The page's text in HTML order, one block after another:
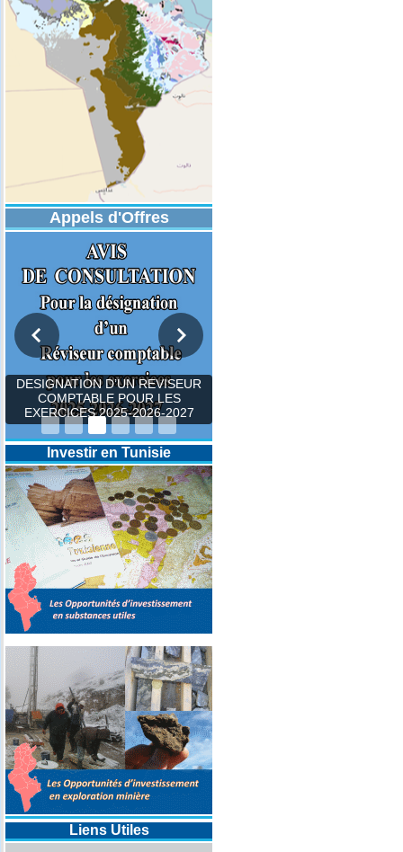
Appels d'Offres
DESIGNATION D’UN REVISEUR
COMPTABLE POUR LES
EXERCICES 2025-2026-2027
Investir en Tunisie
Liens Utiles